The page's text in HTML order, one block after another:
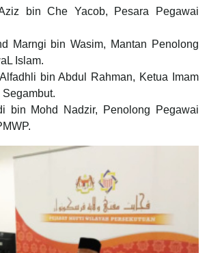
bin Che Yacob, Pesara Pegawai
Marngi bin Wasim, Mantan Penolong
Islam.
bin Abdul Rahman, Ketua Imam
bin Mohd Nadzir, Penolong Pegawai